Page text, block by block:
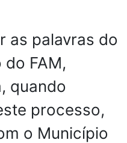
as palavras do
FAM,
quando
processo,
o Município